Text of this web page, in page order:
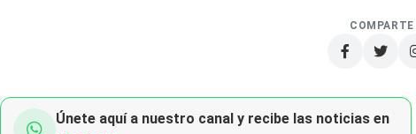
Únete aquí a nuestro canal y recibe las noticias en